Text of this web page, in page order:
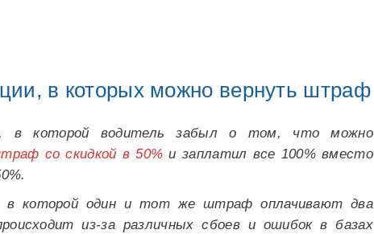
в которых можно вернуть штраф
в которой водитель забыл о том, что можно
со скидкой в 50% и заплатил все 100% вместо
в которой один и тот же штраф оплачивают два
из-за различных сбоев и ошибок в базах